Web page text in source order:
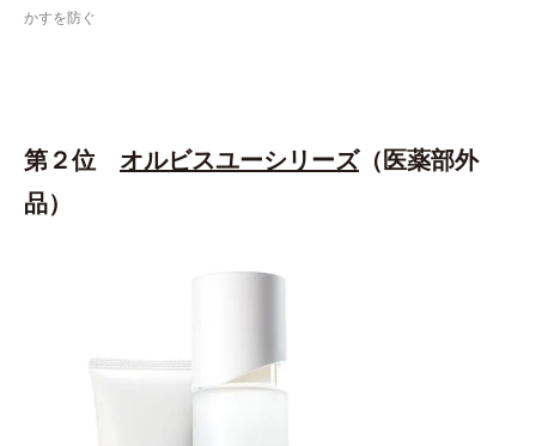
かすを防ぐ
第２位 オルビスユーシリーズ（医薬部外
品）